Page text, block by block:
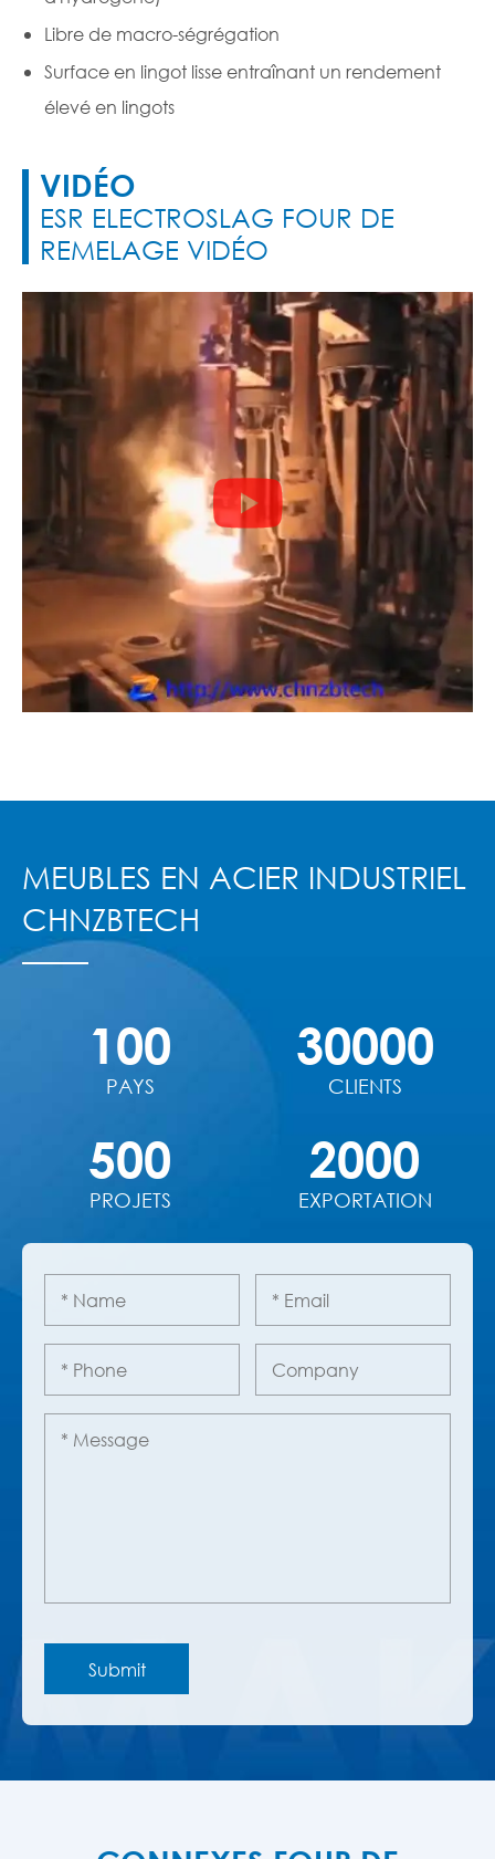
Libre de macro-ségrégation
Surface en lingot lisse entraînant un rendement
élevé en lingots
VIDÉO
ESR ELECTROSLAG FOUR DE
REMELAGE VIDÉO

MEUBLES EN ACIER INDUSTRIEL
CHNZBTECH
100
PAYS
30000
CLIENTS
500
PROJETS
2000
EXPORTATION